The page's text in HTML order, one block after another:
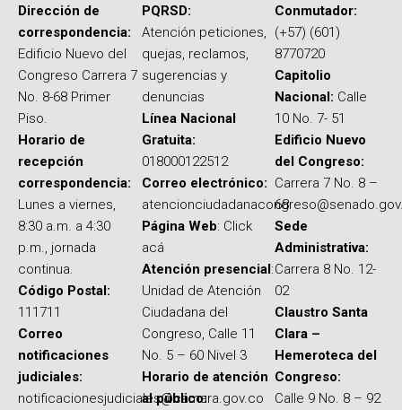
Dirección de
correspondencia:
Edificio Nuevo del
Congreso Carrera 7
No. 8-68 Primer
Piso.
Horario de
recepción
correspondencia:
Lunes a viernes,
8:30 a.m. a 4:30
p.m., jornada
continua.
Código Postal:
111711
Correo
notificaciones
judiciales:
notificacionesjudiciales@camara.gov.co
PQRSD:
Atención peticiones,
quejas, reclamos,
sugerencias y
denuncias
Línea Nacional
Gratuita:
018000122512
Correo electrónico:
Página Web: Click
acá
Atención presencial:
Unidad de Atención
Ciudadana del
Congreso, Calle 11
No. 5 – 60 Nivel 3
Horario de atención
al público:
Conmutador:
(+57) (601)
8770720
Capitolio
Nacional: Calle
10 No. 7- 51
Edificio Nuevo
del Congreso:
Carrera 7 No. 8 –
68
Sede
Administrativa:
Carrera 8 No. 12-
02
Claustro Santa
Clara –
Hemeroteca del
Congreso:
Calle 9 No. 8 – 92